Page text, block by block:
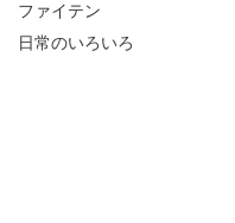
ファイテン
日常のいろいろ